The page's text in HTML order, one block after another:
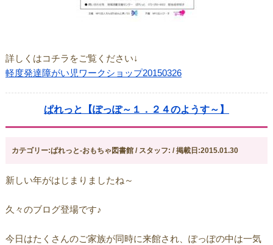
詳しくはコチラをご覧ください↓
軽度発達障がい児ワークショップ20150326
ぱれっと【ぽっぽ～１．２４のようす～】
カテゴリー:ぱれっと-おもちゃ図書館 / スタッフ: / 掲載日:2015.01.30
新しい年がはじまりましたね～
久々のブログ登場です♪
今日はたくさんのご家族が同時に来館され、ぽっぽの中は一気